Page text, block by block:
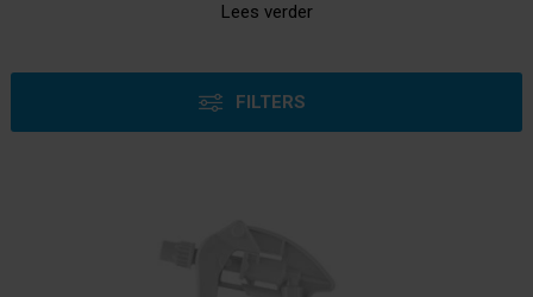
Lees verder
FILTERS